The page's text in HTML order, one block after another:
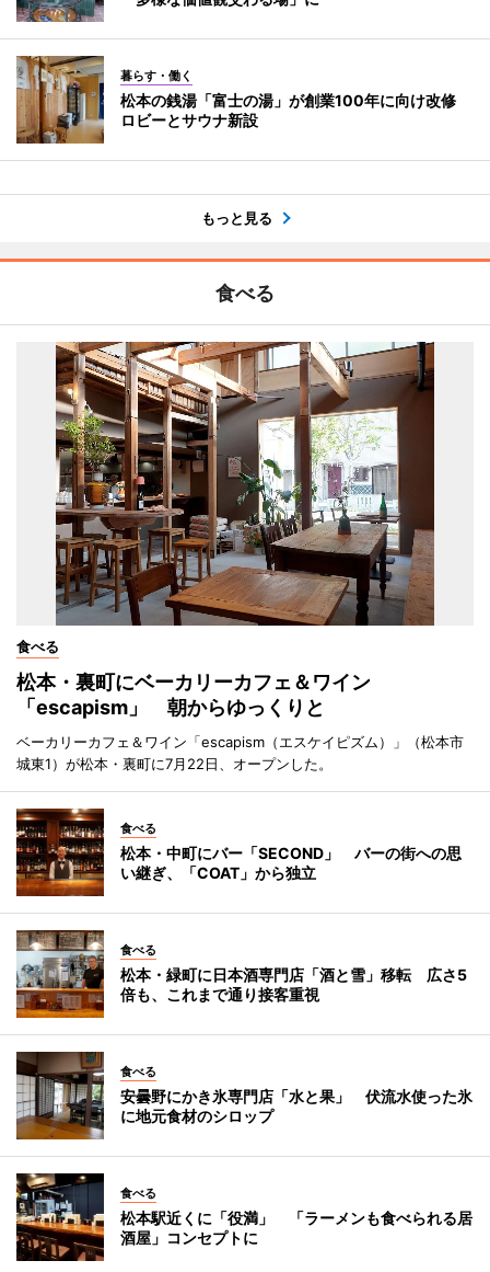
暮らす・働く
松本の銭湯「富士の湯」が創業100年に向け改修
ロビーとサウナ新設
もっと見る
食べる
食べる
松本・裏町にベーカリーカフェ＆ワイン
「escapism」 朝からゆっくりと
ベーカリーカフェ＆ワイン「escapism（エスケイピズム）」（松本市
城東1）が松本・裏町に7月22日、オープンした。
食べる
松本・中町にバー「SECOND」 バーの街への思
い継ぎ、「COAT」から独立
食べる
松本・緑町に日本酒専門店「酒と雪」移転 広さ5
倍も、これまで通り接客重視
食べる
安曇野にかき氷専門店「水と果」 伏流水使った氷
に地元食材のシロップ
食べる
松本駅近くに「役満」 「ラーメンも食べられる居
酒屋」コンセプトに